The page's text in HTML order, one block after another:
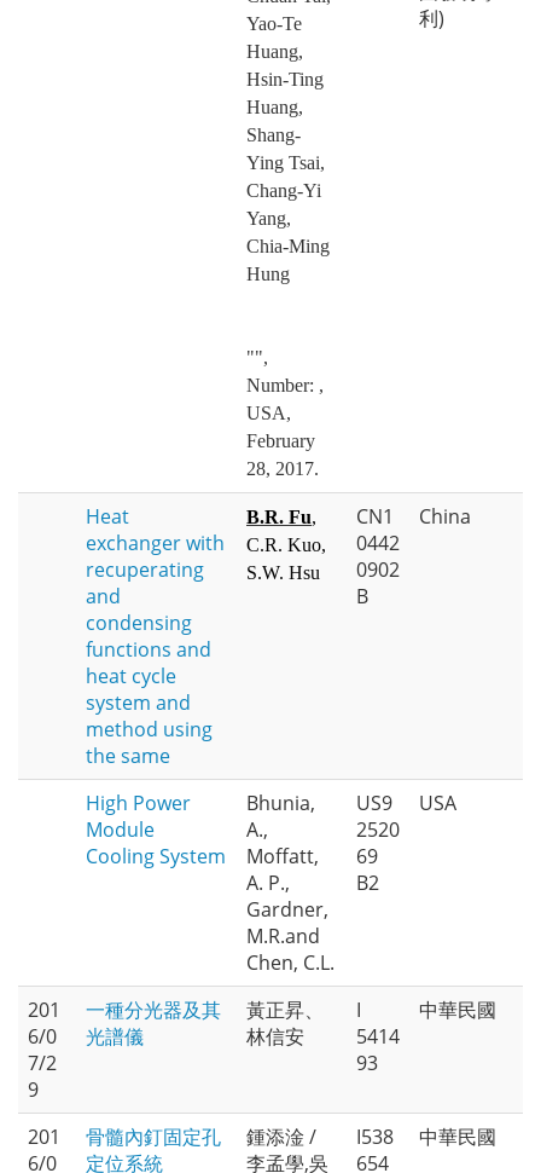
Yao-Te
Huang,
Hsin-Ting
Huang,
Shang-
Ying Tsai,
Chang-Yi
Yang,
Chia-Ming
Hung
"",
Number: ,
USA,
February
28, 2017.
利)
Heat
exchanger with
recuperating
and
condensing
functions and
heat cycle
system and
method using
the same
B.R. Fu,
C.R. Kuo,
S.W. Hsu
CN1
0442
0902
B
China
High Power
Module
Cooling System
Bhunia,
A.,
Moffatt,
A. P.,
Gardner,
M.R.and
Chen, C.L.
US9
2520
69
B2
USA
201
6/0
7/2
9
一種分光器及其
光譜儀
黃正昇、
林信安
I
5414
93
中華民國
201
6/0
骨髓內釘固定孔
定位系統
鍾添淦 /
李孟學,吳
I538
654
中華民國